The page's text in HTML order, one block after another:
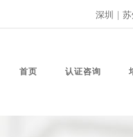
深圳 |
首页 认证咨询